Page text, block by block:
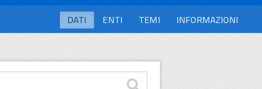
DATI ENTI TEMI INFORMAZIONI